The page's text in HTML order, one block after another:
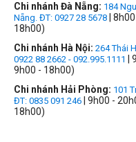
Chi nhánh Đà Nẵng: 184
Nẵng. ĐT: 0927 28 5678 |
18h00)
Chi nhánh Hà Nội: 264 Thái
0922 88 2662 - 092.995.1111
|
9h00 - 18h00)
Chi nhánh Hải Phòng: 101
ĐT: 0835 091 246 | 9h00 -
18h00)